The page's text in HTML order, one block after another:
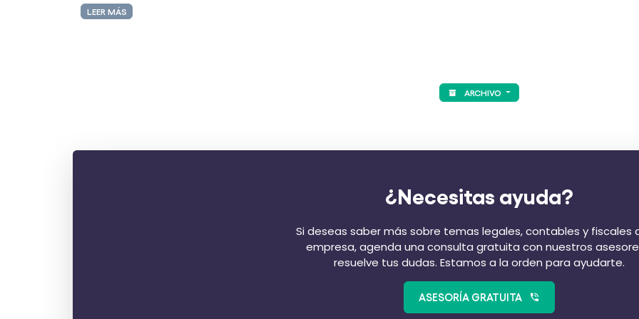
LEER MÁS
ARCHIVO
¿Necesitas ayuda?
Si deseas saber más sobre temas legales, contables y fiscales
empresa, agenda una consulta gratuita con nuestros
resuelve tus dudas. Estamos a la orden para ayudarte.
ASESORÍA GRATUITA